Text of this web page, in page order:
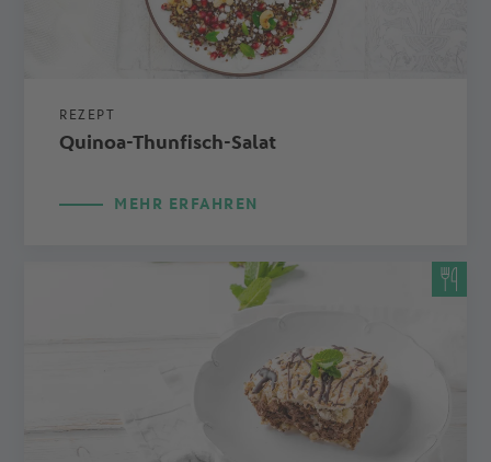
REZEPT
Quinoa-Thunfisch-Salat
MEHR ERFAHREN